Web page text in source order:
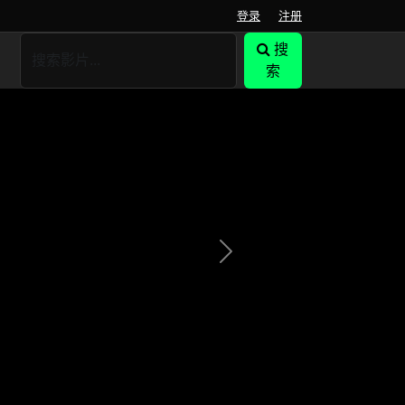
登录 注册
搜
索